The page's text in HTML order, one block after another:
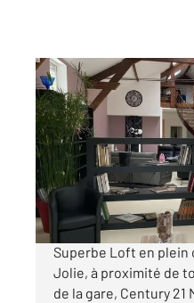
MANTES LA JOLIE 78
247 m 2, 5 pièces
Ref : 5693
Maison à vendre
480
Visiter le site dédié
Superbe Loft en plein
Jolie, à proximité de
de la gare, Century 21